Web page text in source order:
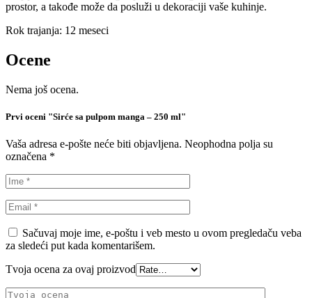
prostor, a takođe može da posluži u dekoraciji vaše kuhinje.
Rok trajanja: 12 meseci
Ocene
Nema još ocena.
Prvi oceni "Sirće sa pulpom manga – 250 ml"
Vaša adresa e-pošte neće biti objavljena. Neophodna polja su
označena *
Sačuvaj moje ime, e-poštu i veb mesto u ovom pregledaču veba
za sledeći put kada komentarišem.
Tvoja ocena za ovaj proizvod